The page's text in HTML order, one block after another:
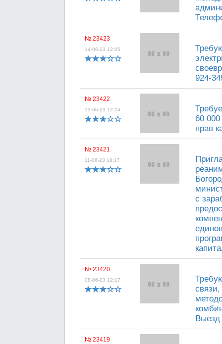
№ 23423
14-06-23 12:05
924-
№ 23422
13-06-23 12:24
60
прав
№ 23421
11-06-23 18:17
с
№ 23420
08-06-23 12:17
Выезд
№ 23419